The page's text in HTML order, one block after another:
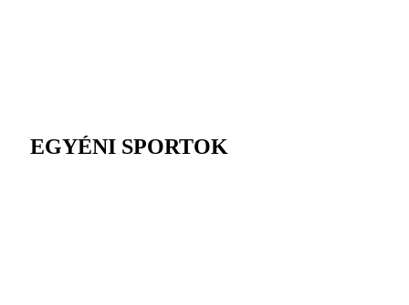
EGYÉNI SPORTOK